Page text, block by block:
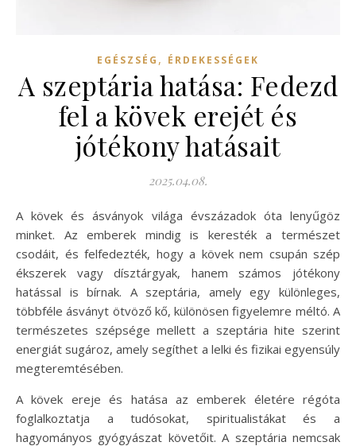
EGÉSZSÉG , ÉRDEKESSÉGEK
A szeptária hatása: Fedezd
fel a kövek erejét és
jótékony hatásait
2025.04.08.
A kövek és ásványok világa évszázadok óta lenyűgöz
minket. Az emberek mindig is keresték a természet
csodáit, és felfedezték, hogy a kövek nem csupán szép
ékszerek vagy dísztárgyak, hanem számos jótékony
hatással is bírnak. A szeptária, amely egy különleges,
többféle ásványt ötvöző kő, különösen figyelemre méltó. A
természetes szépsége mellett a szeptária hite szerint
energiát sugároz, amely segíthet a lelki és fizikai egyensúly
megteremtésében.
A kövek ereje és hatása az emberek életére régóta
foglalkoztatja a tudósokat, spiritualistákat és a
hagyományos gyógyászat követőit. A szeptária nemcsak